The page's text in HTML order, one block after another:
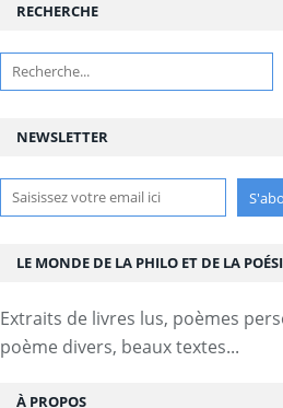
NEWSLETTER
RECHERCHE
LE MONDE DE LA PHILO ET DE LA
Extraits de livres lus, poèmes
poème divers, beaux textes...
À PROPOS